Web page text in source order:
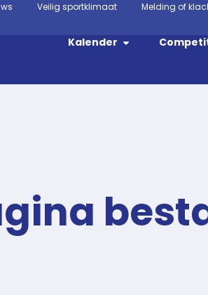
Veilig sportklimaat Melding of
Kalender